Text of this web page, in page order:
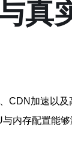
真
加速以
内存配置能